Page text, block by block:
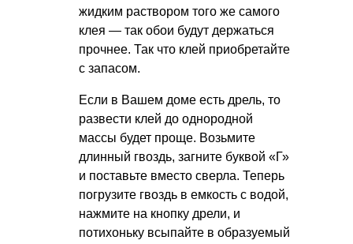
жидким раствором того же самого
клея — так обои будут держаться
прочнее. Так что клей приобретайте
с запасом.
Если в Вашем доме есть дрель, то
развести клей до однородной
массы будет проще. Возьмите
длинный гвоздь, загните буквой «Г»
и поставьте вместо сверла. Теперь
погрузите гвоздь в емкость с водой,
нажмите на кнопку дрели, и
потихоньку всыпайте в образуемый